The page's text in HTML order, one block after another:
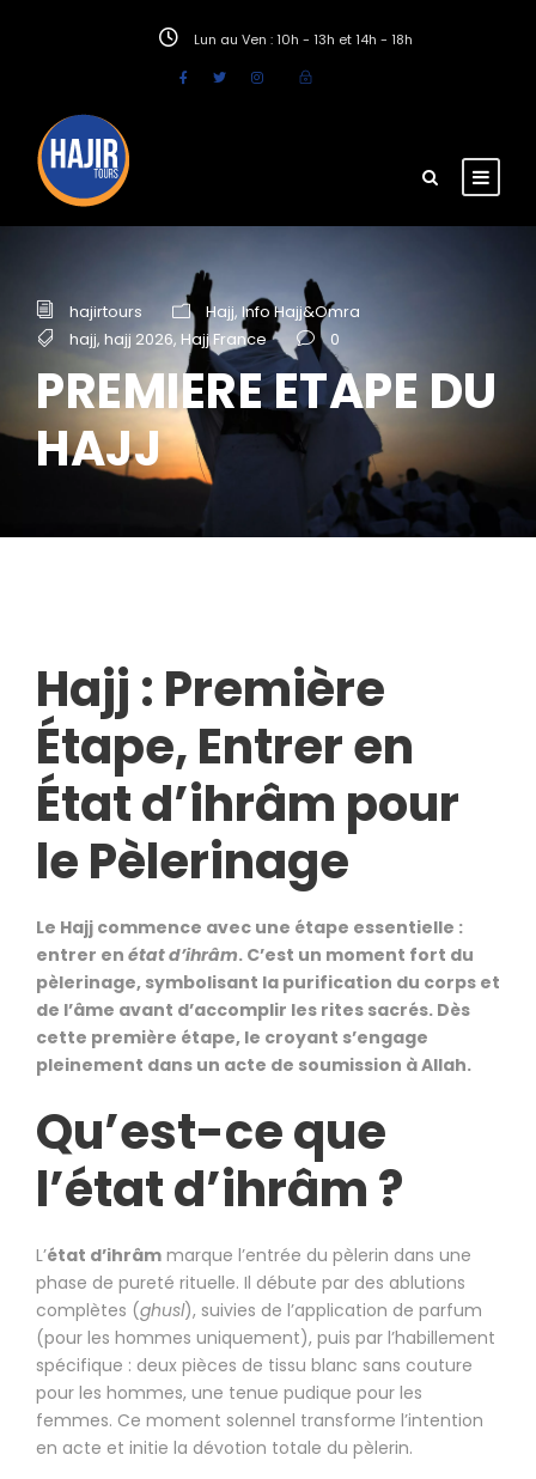
Lun au Ven : 10h - 13h et 14h - 18h
hajirtours Hajj, Info Hajj&Omra
hajj, hajj 2026, Hajj France 0
PREMIERE ETAPE DU
HAJJ
Hajj : Première
Étape, Entrer en
État d’ihrâm pour
le Pèlerinage
Le Hajj commence avec une étape essentielle :
entrer en état d’ihrâm. C’est un moment fort du
pèlerinage, symbolisant la purification du corps et
de l’âme avant d’accomplir les rites sacrés. Dès
cette première étape, le croyant s’engage
pleinement dans un acte de soumission à Allah.
Qu’est-ce que
l’état d’ihrâm ?
L’état d’ihrâm marque l’entrée du pèlerin dans une
phase de pureté rituelle. Il débute par des ablutions
complètes (ghusl), suivies de l’application de parfum
(pour les hommes uniquement), puis par l’habillement
spécifique : deux pièces de tissu blanc sans couture
pour les hommes, une tenue pudique pour les
femmes. Ce moment solennel transforme l’intention
en acte et initie la dévotion totale du pèlerin.